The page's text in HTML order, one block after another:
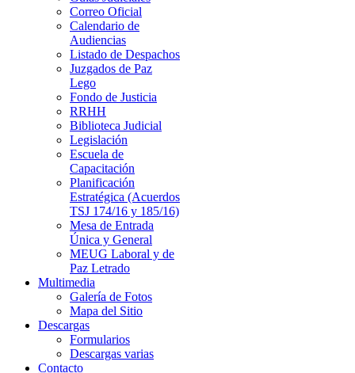
Correo Oficial
Calendario de
Audiencias
Listado de Despachos
Juzgados de Paz
Lego
Fondo de Justicia
RRHH
Biblioteca Judicial
Legislación
Escuela de
Capacitación
Planificación
Estratégica (Acuerdos
TSJ 174/16 y 185/16)
Mesa de Entrada
Única y General
MEUG Laboral y de
Paz Letrado
Multimedia
Galería de Fotos
Mapa del Sitio
Descargas
Formularios
Descargas varias
Contacto